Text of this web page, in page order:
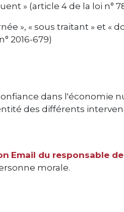
» (article 4 de la loi n°
», « sous traitant » et «
2016-679)
dans l'économie
des différents
Email du responsable
morale.